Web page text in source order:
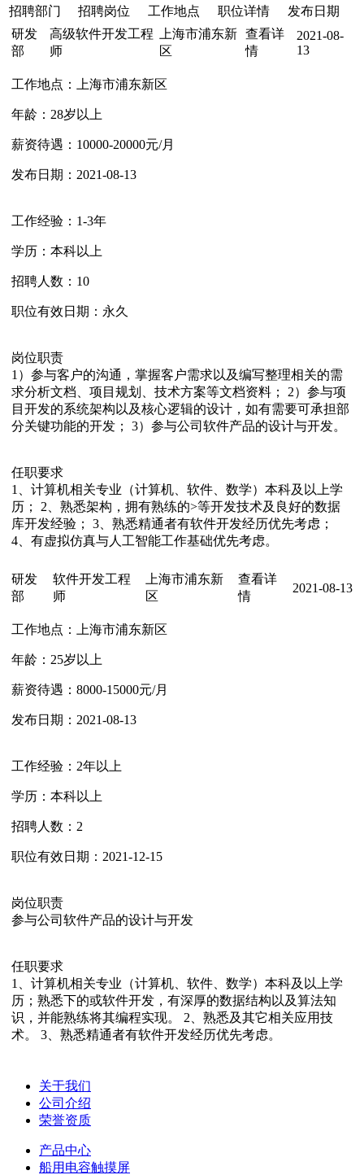
招聘部门
招聘岗位 工作地点 职位详情
发布日期
研发
部
高级软件开发工程
师
上海市浦东新
区
查看详
情
2021-08-
13
工作地点： 上海市浦东新区
年龄： 28岁以上
薪资待遇： 10000-20000元/月
发布日期： 2021-08-13
工作经验： 1-3年
学历： 本科以上
招聘人数： 10
职位有效日期： 永久
岗位职责
1）参与客户的沟通，掌握客户需求以及编写整理相关的需
求分析文档、项目规划、技术方案等文档资料； 2）参与项
目开发的系统架构以及核心逻辑的设计，如有需要可承担部
分关键功能的开发； 3）参与公司软件产品的设计与开发。
任职要求
1、计算机相关专业（计算机、软件、数学）本科及以上学
历； 2、熟悉架构，拥有熟练的>等开发技术及良好的数据
库开发经验； 3、熟悉精通者有软件开发经历优先考虑；
4、有虚拟仿真与人工智能工作基础优先考虑。
研发
部
软件开发工程
师
上海市浦东新
区
查看详
情
2021-08-13
工作地点： 上海市浦东新区
年龄： 25岁以上
薪资待遇： 8000-15000元/月
发布日期： 2021-08-13
工作经验： 2年以上
学历： 本科以上
招聘人数： 2
职位有效日期： 2021-12-15
岗位职责
参与公司软件产品的设计与开发
任职要求
1、计算机相关专业（计算机、软件、数学）本科及以上学
历；熟悉下的或软件开发，有深厚的数据结构以及算法知
识，并能熟练将其编程实现。 2、熟悉及其它相关应用技
术。 3、熟悉精通者有软件开发经历优先考虑。
关于我们
公司介绍
荣誉资质
产品中心
船用电容触摸屏